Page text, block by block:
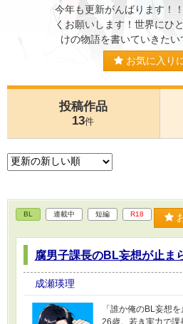
今年も更新がんばります！
くお願いします！世界にひ
けの物語を書いていきたい
お気に入り
投稿作品
13件
BL 連載中 短編 R18
腐男子課長のBL妄想が止ま
成瀬瑛理
「誰か俺のBL妄想
26歳。若き実力で課